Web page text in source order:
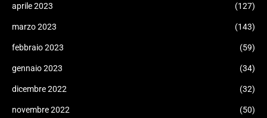
aprile 2023 (127)
marzo 2023 (143)
febbraio 2023 (59)
gennaio 2023 (34)
dicembre 2022 (32)
novembre 2022 (50)